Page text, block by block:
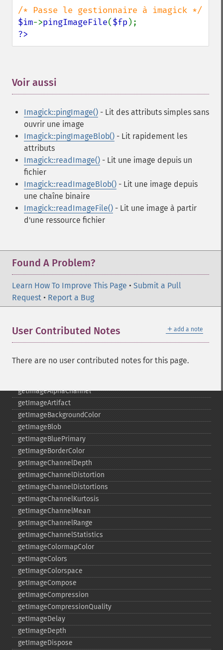
$im->pingImageFile($fp
?>
Voir aussi
Imagick::pingImage() - Lit des attributs simples sans
ouvrir une image
Imagick::pingImageBlob() - Lit rapidement les
attributs
Imagick::readImage() - Lit une image depuis un
fichier
Imagick::readImageBlob() - Lit une image depuis
une chaîne binaire
Imagick::readImageFile() - Lit une image à partir
d'une ressource fichier
Found A Problem?
Learn How To Improve This Page • Submit a Pull
Request • Report a Bug
＋ add a note
User Contributed Notes
There are no user contributed notes for this page.
destroy
displayImage
displayImages
embossImage
equalizeImage
evaluateImage
exportImagePixels
extentImage
flipImage
floodFillPaintImage
flopImage
forwardFourierTransformImage
frameImage
functionImage
gaussianBlurImage
getCompression
getCompressionQuality
getCopyright
getFont
getFormat
getImageAlphaChannel
getImageArtifact
getImageBackgroundColor
getImageBlob
getImageBluePrimary
getImageBorderColor
getImageChannelDepth
getImageChannelDistortion
getImageChannelDistortions
getImageChannelKurtosis
getImageChannelMean
getImageChannelRange
getImageChannelStatistics
getImageColormapColor
getImageColors
getImageColorspace
getImageCompose
getImageCompression
getImageCompressionQuality
getImageDelay
getImageDepth
getImageDispose